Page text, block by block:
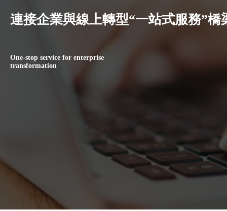
連接企業與線上轉型“一站式服務”橋
One-stop service for enterprise
transformation